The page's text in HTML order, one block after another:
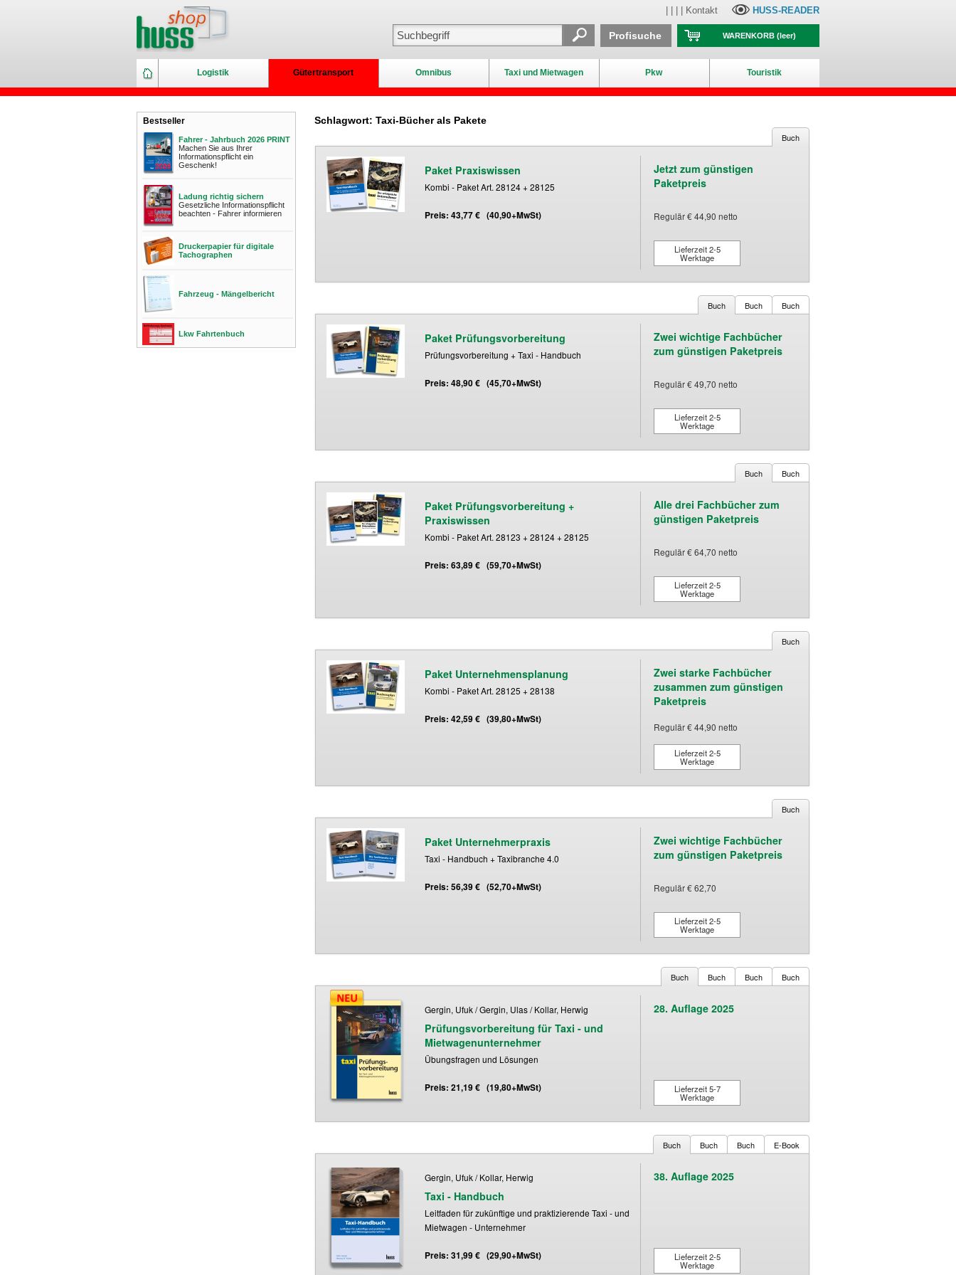
Logistik Gütertransport Omnibus Taxi und Mietwagen Pkw Touristik
Kontakt HUSS-READER
WARENKORB(leer)
Profisuche
Bestseller
Fahrer - Jahrbuch 2026 PRINT
Machen Sie aus Ihrer
Informationspflicht ein
Geschenk!
Ladung richtig sichern
Gesetzliche Informationspflicht
beachten - Fahrer informieren
Druckerpapier für digitale
Tachographen
Fahrzeug - Mängelbericht
Lkw Fahrtenbuch
Schlagwort: Taxi-Bücher als Pakete
Buch
Paket Praxiswissen
Kombi - Paket Art. 28124 + 28125
Preis: 43,77 € (40,90+MwSt)
Jetzt zum günstigen
Paketpreis
Regulär € 44,90 netto
Lieferzeit 2-5
Werktage
Buch Buch Buch
Paket Prüfungsvorbereitung
Prüfungsvorbereitung + Taxi - Handbuch
Preis: 48,90 € (45,70+MwSt)
Zwei wichtige Fachbücher
zum günstigen Paketpreis
Regulär € 49,70 netto
Lieferzeit 2-5
Werktage
Buch Buch
Paket Prüfungsvorbereitung +
Praxiswissen
Kombi - Paket Art. 28123 + 28124 + 28125
Preis: 63,89 € (59,70+MwSt)
Alle drei Fachbücher zum
günstigen Paketpreis
Regulär € 64,70 netto
Lieferzeit 2-5
Werktage
Buch
Paket Unternehmensplanung
Kombi - Paket Art. 28125 + 28138
Preis: 42,59 € (39,80+MwSt)
Zwei starke Fachbücher
zusammen zum günstigen
Paketpreis
Regulär € 44,90 netto
Lieferzeit 2-5
Werktage
Buch
Paket Unternehmerpraxis
Taxi - Handbuch + Taxibranche 4.0
Preis: 56,39 € (52,70+MwSt)
Zwei wichtige Fachbücher
zum günstigen Paketpreis
Regulär € 62,70
Lieferzeit 2-5
Werktage
Buch Buch Buch Buch
Gergin, Ufuk / Gergin, Ulas / Kollar, Herwig
Prüfungsvorbereitung für Taxi - und
Mietwagenunternehmer
Übungsfragen und Lösungen
Preis: 21,19 € (19,80+MwSt)
28. Auflage 2025
Lieferzeit 5-7
Werktage
Buch Buch Buch E-Book
Gergin, Ufuk / Kollar, Herwig
Taxi - Handbuch
Leitfaden für zukünftige und praktizierende Taxi - und
Mietwagen - Unternehmer
Preis: 31,99 € (29,90+MwSt)
38. Auflage 2025
Lieferzeit 2-5
Werktage